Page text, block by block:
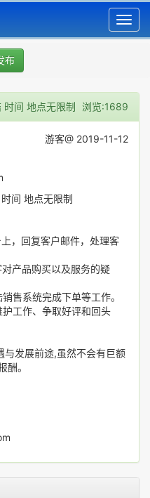
布
时间 地点无限制 浏览:1689
游客@ 2019-11-12
间 地点无限制
回复客户邮件，处理客
品购买以及服务的疑
系统完成下单等工作。
作、争取好评和回头
与发展前途,虽然不会有巨额
酬。